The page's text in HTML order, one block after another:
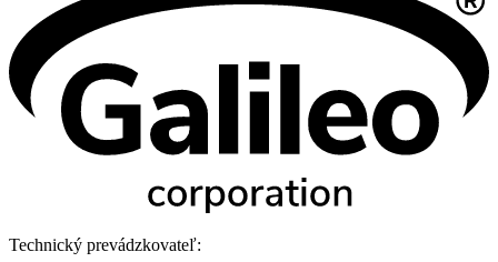
Technický prevádzkovateľ: